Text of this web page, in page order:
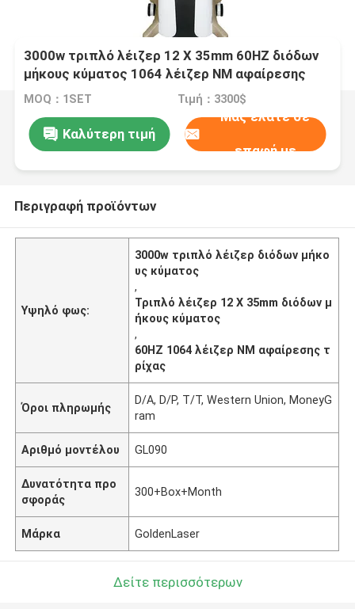
3000w τριπλό λέιζερ 12 X 35mm 60HZ διόδων
μήκους κύματος 1064 λέιζερ NM αφαίρεσης
τρίχας
MOQ：1SET Τιμή：3300$
Καλύτερη τιμή
Μας ελάτε σε
επαφή με
Περιγραφή προϊόντων
Υψηλό φως:
3000w τριπλό λέιζερ διόδων μήκο
υς κύματος
,
Τριπλό λέιζερ 12 X 35mm διόδων μ
ήκους κύματος
,
60HZ 1064 λέιζερ NM αφαίρεσης τ
ρίχας
Όροι πληρωμής
D/A, D/P, T/T, Western Union, MoneyG
ram
Αριθμό μοντέλου GL090
Δυνατότητα προ
σφοράς
300+Box+Month
Μάρκα GoldenLaser
Δείτε περισσότερων